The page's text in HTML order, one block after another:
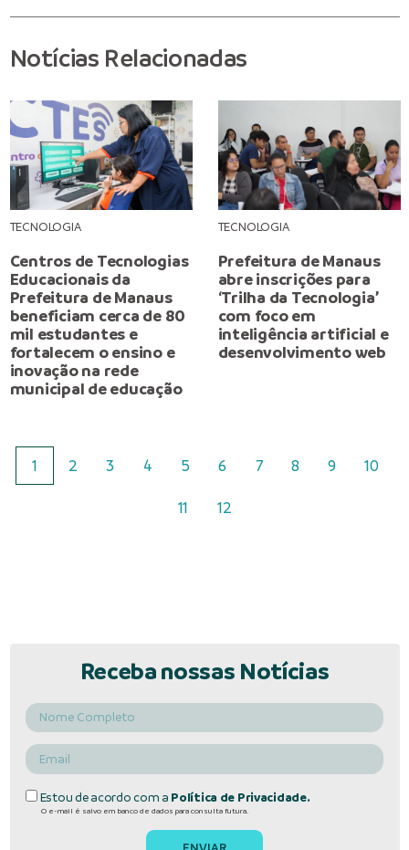
Notícias Relacionadas
TECNOLOGIA
Centros de Tecnologias
Educacionais da
Prefeitura de Manaus
beneficiam cerca de 80
mil estudantes e
fortalecem o ensino e
inovação na rede
municipal de educação
TECNOLOGIA
Prefeitura de Manaus
abre inscrições para
‘Trilha da Tecnologia’
com foco em
inteligência artificial e
desenvolvimento web
1 2 3 4 5 6 7 8 9 10
11 12
Receba nossas Notícias
Estou de acordo com a Política de Privacidade.
O e-mail é salvo em banco de dados para consulta futura.